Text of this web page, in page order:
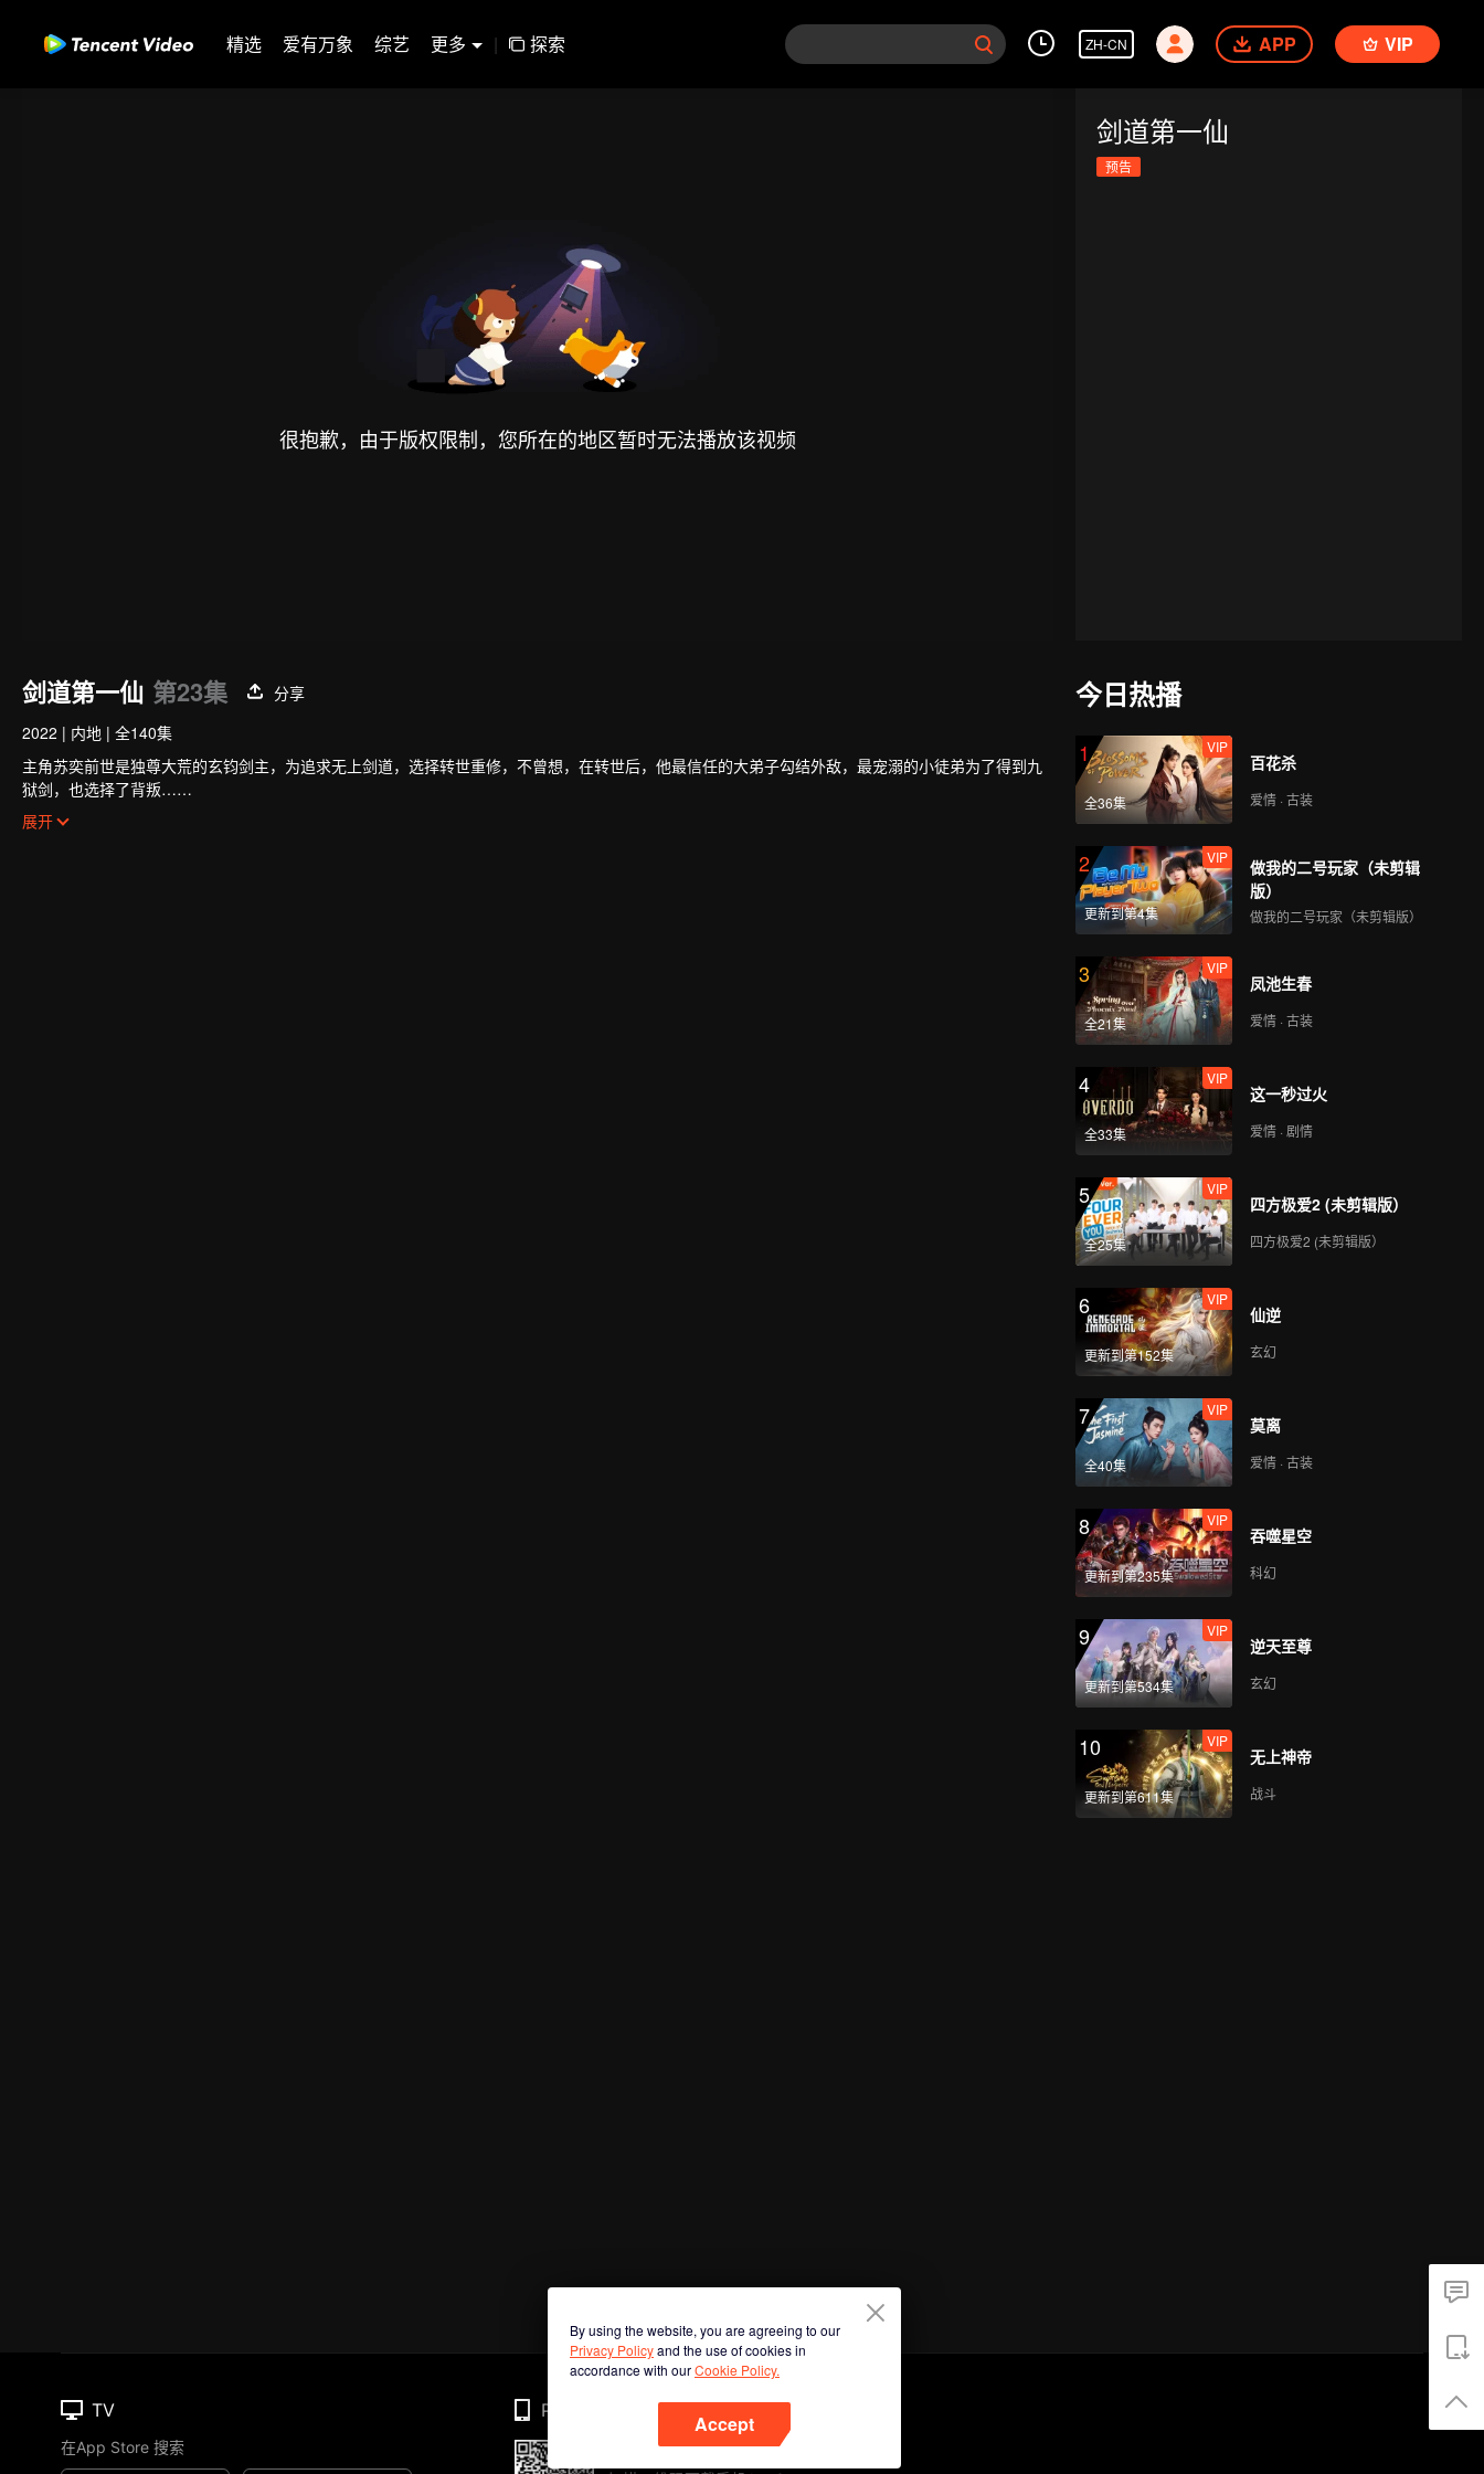
精选 爱有万象 综艺 更多 | 探索 ZH-CN APP VIP
很抱歉，由于版权限制，您所在的地区暂时无法播放该视频
剑道第一仙
预告
剑道第一仙 第23集
分享
2022 | 内地 | 全140集
主角苏奕前世是独尊大荒的玄钧剑主，为追求无上剑道，选择转世重修，不曾想，在转世后，他最信任的大弟子勾结外敌，最宠溺的小徒弟为了得到九
狱剑，也选择了背叛……
转世后，苏奕的新身份是世俗国度大周玉京城苏氏的庶子，自幼备受冷落，怀疑母亲叶雨妃之死，和生父苏弘礼有关，为查明真相，毅然在十四岁那年
离家出走，前往青河剑府修行。
展开
今日热播
1
全36集
VIP
百花杀
爱情 · 古装
2
更新到第4集
VIP
做我的二号玩家（未剪辑
版）
做我的二号玩家（未剪辑版）
3
全21集
VIP
凤池生春
爱情 · 古装
4
全33集
VIP
这一秒过火
爱情 · 剧情
5
全25集
VIP
四方极爱2 (未剪辑版）
四方极爱2 (未剪辑版）
6
更新到第152集
VIP
仙逆
玄幻
7
全40集
VIP
莫离
爱情 · 古装
8
更新到第235集
VIP
吞噬星空
科幻
9
更新到第534集
VIP
逆天至尊
玄幻
10
更新到第611集
VIP
无上神帝
战斗
By using the website, you are agreeing to our
Privacy Policyand the use of cookies in
accordance with ourCookie Policy.
Accept
TV
在App Store 搜索
Phone